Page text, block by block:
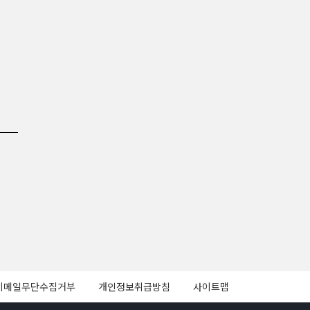
메일무단수집거부 개인정보취급방침 사이트맵